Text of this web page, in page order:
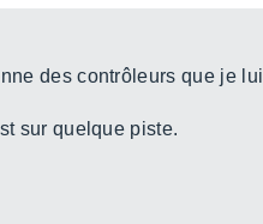
des contrôleurs que je lui
sur quelque piste.